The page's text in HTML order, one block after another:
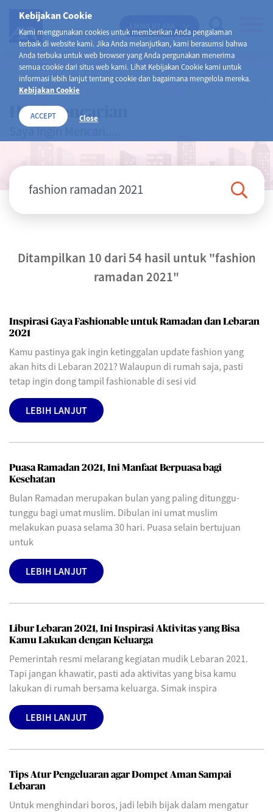
Kebijakan Cookie
Kami menggunakan cookies untuk memberikan Anda pengalaman
terbaik di website kami. Jika Anda melanjutkan, kami berasumsi bahwa
Anda terbuka untuk web browser yang Anda pergunakan menerima
semua cookie dari situs web kami. Lihat Kebijakan Cookie kami untuk
informasi lebih lanjut tentang cookie dan bagaimana mengelola mereka.
Kebijakan Cookie
ACCEPT Close
Hasil Pencarian
Saya Ingin Mencari.....
Ditampilkan 10 dari 54 hasil untuk"fashion
ramadan 2021"
Inspirasi Gaya Fashionable untuk Ramadan dan Lebaran
2021
Kamu pastinya gak ingin ketinggalan update fashion yang
akan hits di Lebaran 2021? Walaupun di rumah saja, pasti
tetap ingin dong tampil fashionable di sesi vid
LEBIH LANJUT
Puasa Ramadan 2021, Ini Manfaat Berpuasa bagi
Kesehatan
Bulan Ramadan merupakan bulan yang paling ditunggu-
tunggu bagi umat muslim. Dibulan ini umat muslim
melakukan puasa selama 30 hari. Puasa selain bertujuan
untuk
LEBIH LANJUT
Libur Lebaran 2021, Ini Inspirasi Aktivitas yang Bisa
Kamu Lakukan dengan Keluarga
Pemerintah resmi melarang kegiatan mudik Lebaran 2021.
Tapi jangan khawatir, pasti ada aktivitas yang bisa kamu
lakukan di rumah bersama keluarga. Simak inspira
LEBIH LANJUT
Tips Atur Pengeluaran agar Dompet Aman Sampai
Lebaran
Untuk menghindari boros, jadi lebih bijak dalam mengatur